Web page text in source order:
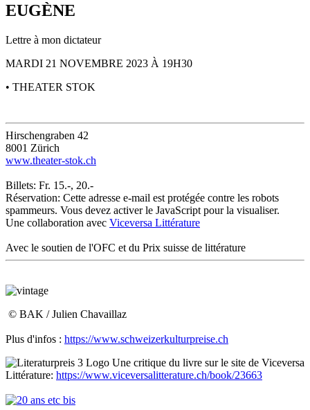
EUGÈNE
Lettre à mon dictateur
MARDI 21 NOVEMBRE 2023 À 19H30
• THEATER STOK
Hirschengraben 42
8001 Zürich
www.theater-stok.ch
Billets: Fr. 15.-, 20.-
Réservation: Cette adresse e-mail est protégée contre les robots
spammeurs. Vous devez activer le JavaScript pour la visualiser.
Une collaboration avec Viceversa Littérature
Avec le soutien de l'OFC et du Prix suisse de littérature
© BAK / Julien Chavaillaz
Plus d'infos : https://www.schweizerkulturpreise.ch
Une critique du livre sur le site de Viceversa
Littérature: https://www.viceversalitterature.ch/book/23663